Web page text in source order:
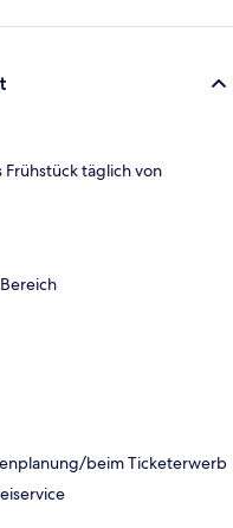
täglich von
beim Ticketerwerb